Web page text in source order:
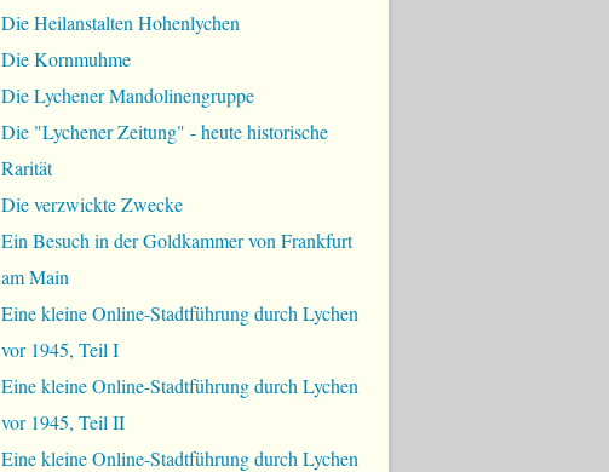
Die Heilanstalten Hohenlychen
Die Kornmuhme
Die Lychener Mandolinengruppe
Die "Lychener Zeitung" - heute historische
Rarität
Die verzwickte Zwecke
Ein Besuch in der Goldkammer von Frankfurt
am Main
Eine kleine Online-Stadtführung durch Lychen
vor 1945, Teil I
Eine kleine Online-Stadtführung durch Lychen
vor 1945, Teil II
Eine kleine Online-Stadtführung durch Lychen